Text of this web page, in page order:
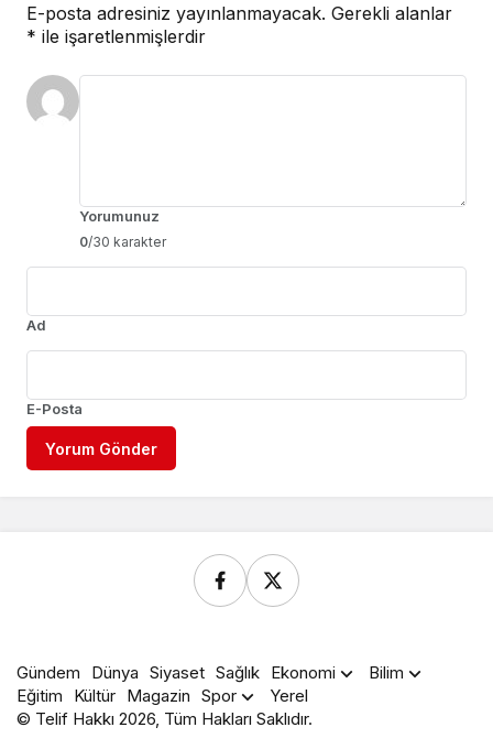
E-posta adresiniz yayınlanmayacak. Gerekli alanlar
* ile işaretlenmişlerdir
Yorumunuz
0/30 karakter
Ad
E-Posta
Yorum Gönder
Gündem Dünya Siyaset Sağlık Ekonomi
Bilim
Eğitim
Kültür Magazin Spor
Yerel
© Telif Hakkı 2026, Tüm Hakları Saklıdır.